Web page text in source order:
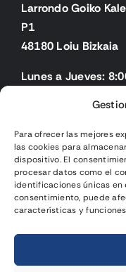
Para ofrecer las mejores
las cookies para
dispositivo. El
procesar datos como el
identificaciones únicas en
consentimiento, puede
características y
Larrondo Goiko
P1
48180 Loiu Bizkaia
Lunes a Jueves:
Legal
Aviso legal
Política de